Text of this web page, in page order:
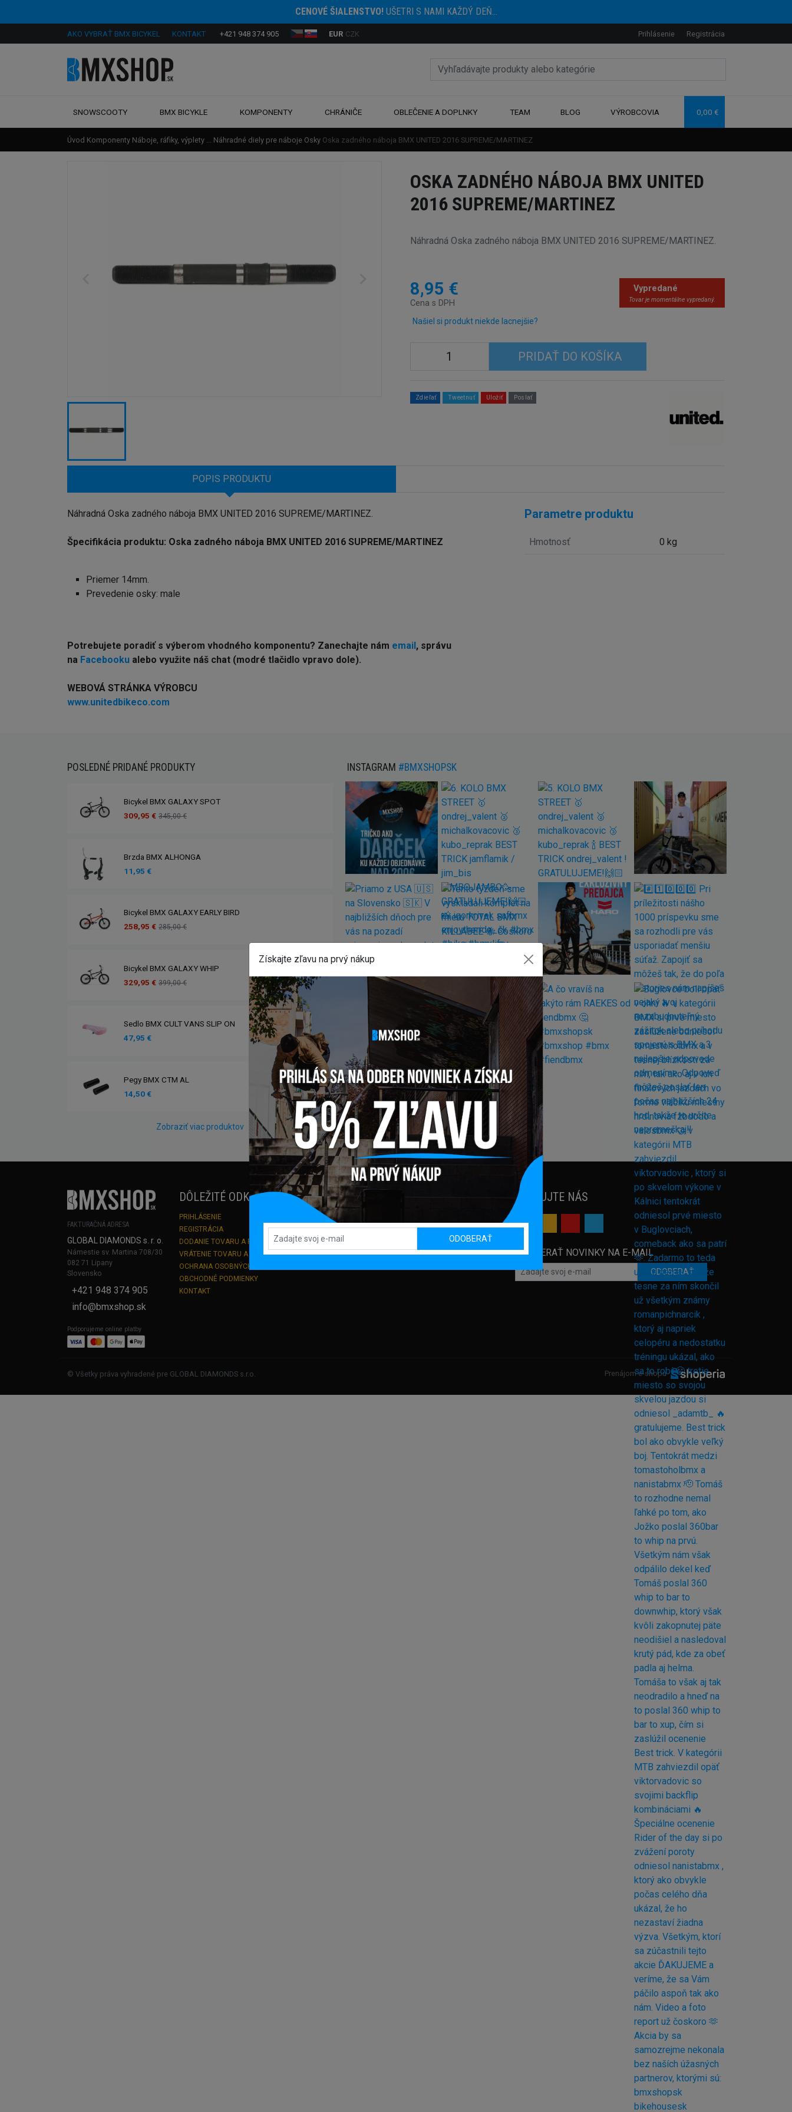
CENOVÉ ŠIALENSTVO!UŠETRI S NAMI KAŽDÝ DEŇ...
AKO VYBRAŤ BMX BICYKEL KONTAKT +421 948 374 905 EUR CZK Prihlásenie Registrácia
SNOWSCOOTY BMX BICYKLE KOMPONENTY CHRÁNIČE OBLEČENIE A DOPLNKY TEAM BLOG VÝROBCOVIA 0,00 €
Úvod Komponenty Náboje, ráfiky, výplety ... Náhradné diely pre náboje Osky Oska zadného náboja BMX UNITED 2016 SUPREME/MARTINEZ
OSKA ZADNÉHO NÁBOJA BMX UNITED
2016 SUPREME/MARTINEZ
Náhradná Oska zadného náboja BMX UNITED 2016 SUPREME/MARTINEZ.
8,95 €
Cena s DPH
Vypredané
Tovar je momentálne vypredaný.
Našiel si produkt niekde lacnejšie?
PRIDAŤ DO KOŠÍKA
Zdieľať Tweetnuť Uložiť Poslať
POPIS PRODUKTU
Náhradná Oska zadného náboja BMX UNITED 2016 SUPREME/MARTINEZ.
Špecifikácia produktu: Oska zadného náboja BMX UNITED 2016 SUPREME/MARTINEZ
Priemer 14mm.
Prevedenie osky: male
Potrebujete poradiť s výberom vhodného komponentu? Zanechajte nám email , správu
na Facebooku alebo využite náš chat (modré tlačidlo vpravo dole).
WEBOVÁ STRÁNKA VÝROBCU
www.unitedbikeco.com
Parametre produktu
Hmotnosť 0 kg
POSLEDNÉ PRIDANÉ PRODUKTY
Bicykel BMX GALAXY SPOT
309,95 € 345,00 €
Brzda BMX ALHONGA
11,95 €
Bicykel BMX GALAXY EARLY BIRD
258,95 € 285,00 €
Bicykel BMX GALAXY WHIP
329,95 € 399,00 €
Sedlo BMX CULT VANS SLIP ON
47,95 €
Pegy BMX CTM AL
14,50 €
Zobraziť viac produktov
INSTAGRAM #BMXSHOPSK
FAKTURAČNÁ ADRESA
GLOBAL DIAMONDS s. r. o.
Námestie sv. Martina 708/30
082 71 Lipany
Slovensko
+421 948 374 905
info@bmxshop.sk
Podporujeme online platby
DÔLEŽITÉ ODKAZY
PRIHLÁSENIE
REGISTRÁCIA
DODANIE TOVARU A PLATBA
VRÁTENIE TOVARU A REKLAMÁCIA
OCHRANA OSOBNÝCH ÚDAJOV
OBCHODNÉ PODMIENKY
KONTAKT
PREDAJŇA / SHOWROOM SLEDUJTE NÁS
ODOBERAŤ NOVINKY NA E-MAIL
ODOBERAŤ
© Všetky práva vyhradené pre GLOBAL DIAMONDS s.r.o. Prenájom e-shopu
Získajte zľavu na prvý nákup
ODOBERAŤ